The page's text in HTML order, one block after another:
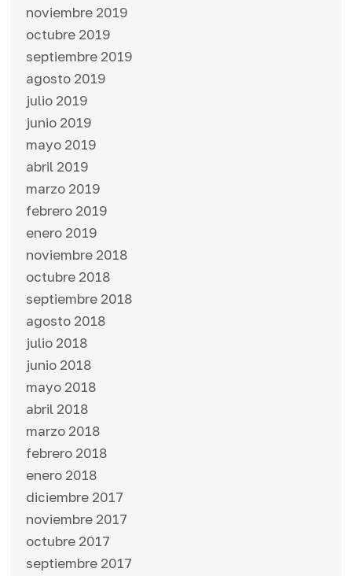
noviembre 2019
octubre 2019
septiembre 2019
agosto 2019
julio 2019
junio 2019
mayo 2019
abril 2019
marzo 2019
febrero 2019
enero 2019
noviembre 2018
octubre 2018
septiembre 2018
agosto 2018
julio 2018
junio 2018
mayo 2018
abril 2018
marzo 2018
febrero 2018
enero 2018
diciembre 2017
noviembre 2017
octubre 2017
septiembre 2017